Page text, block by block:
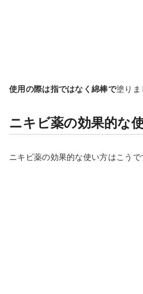
使用の際は指ではなく綿棒で塗りま
ニキビ薬の効果的な
ニキビ薬の効果的な使い方はこう